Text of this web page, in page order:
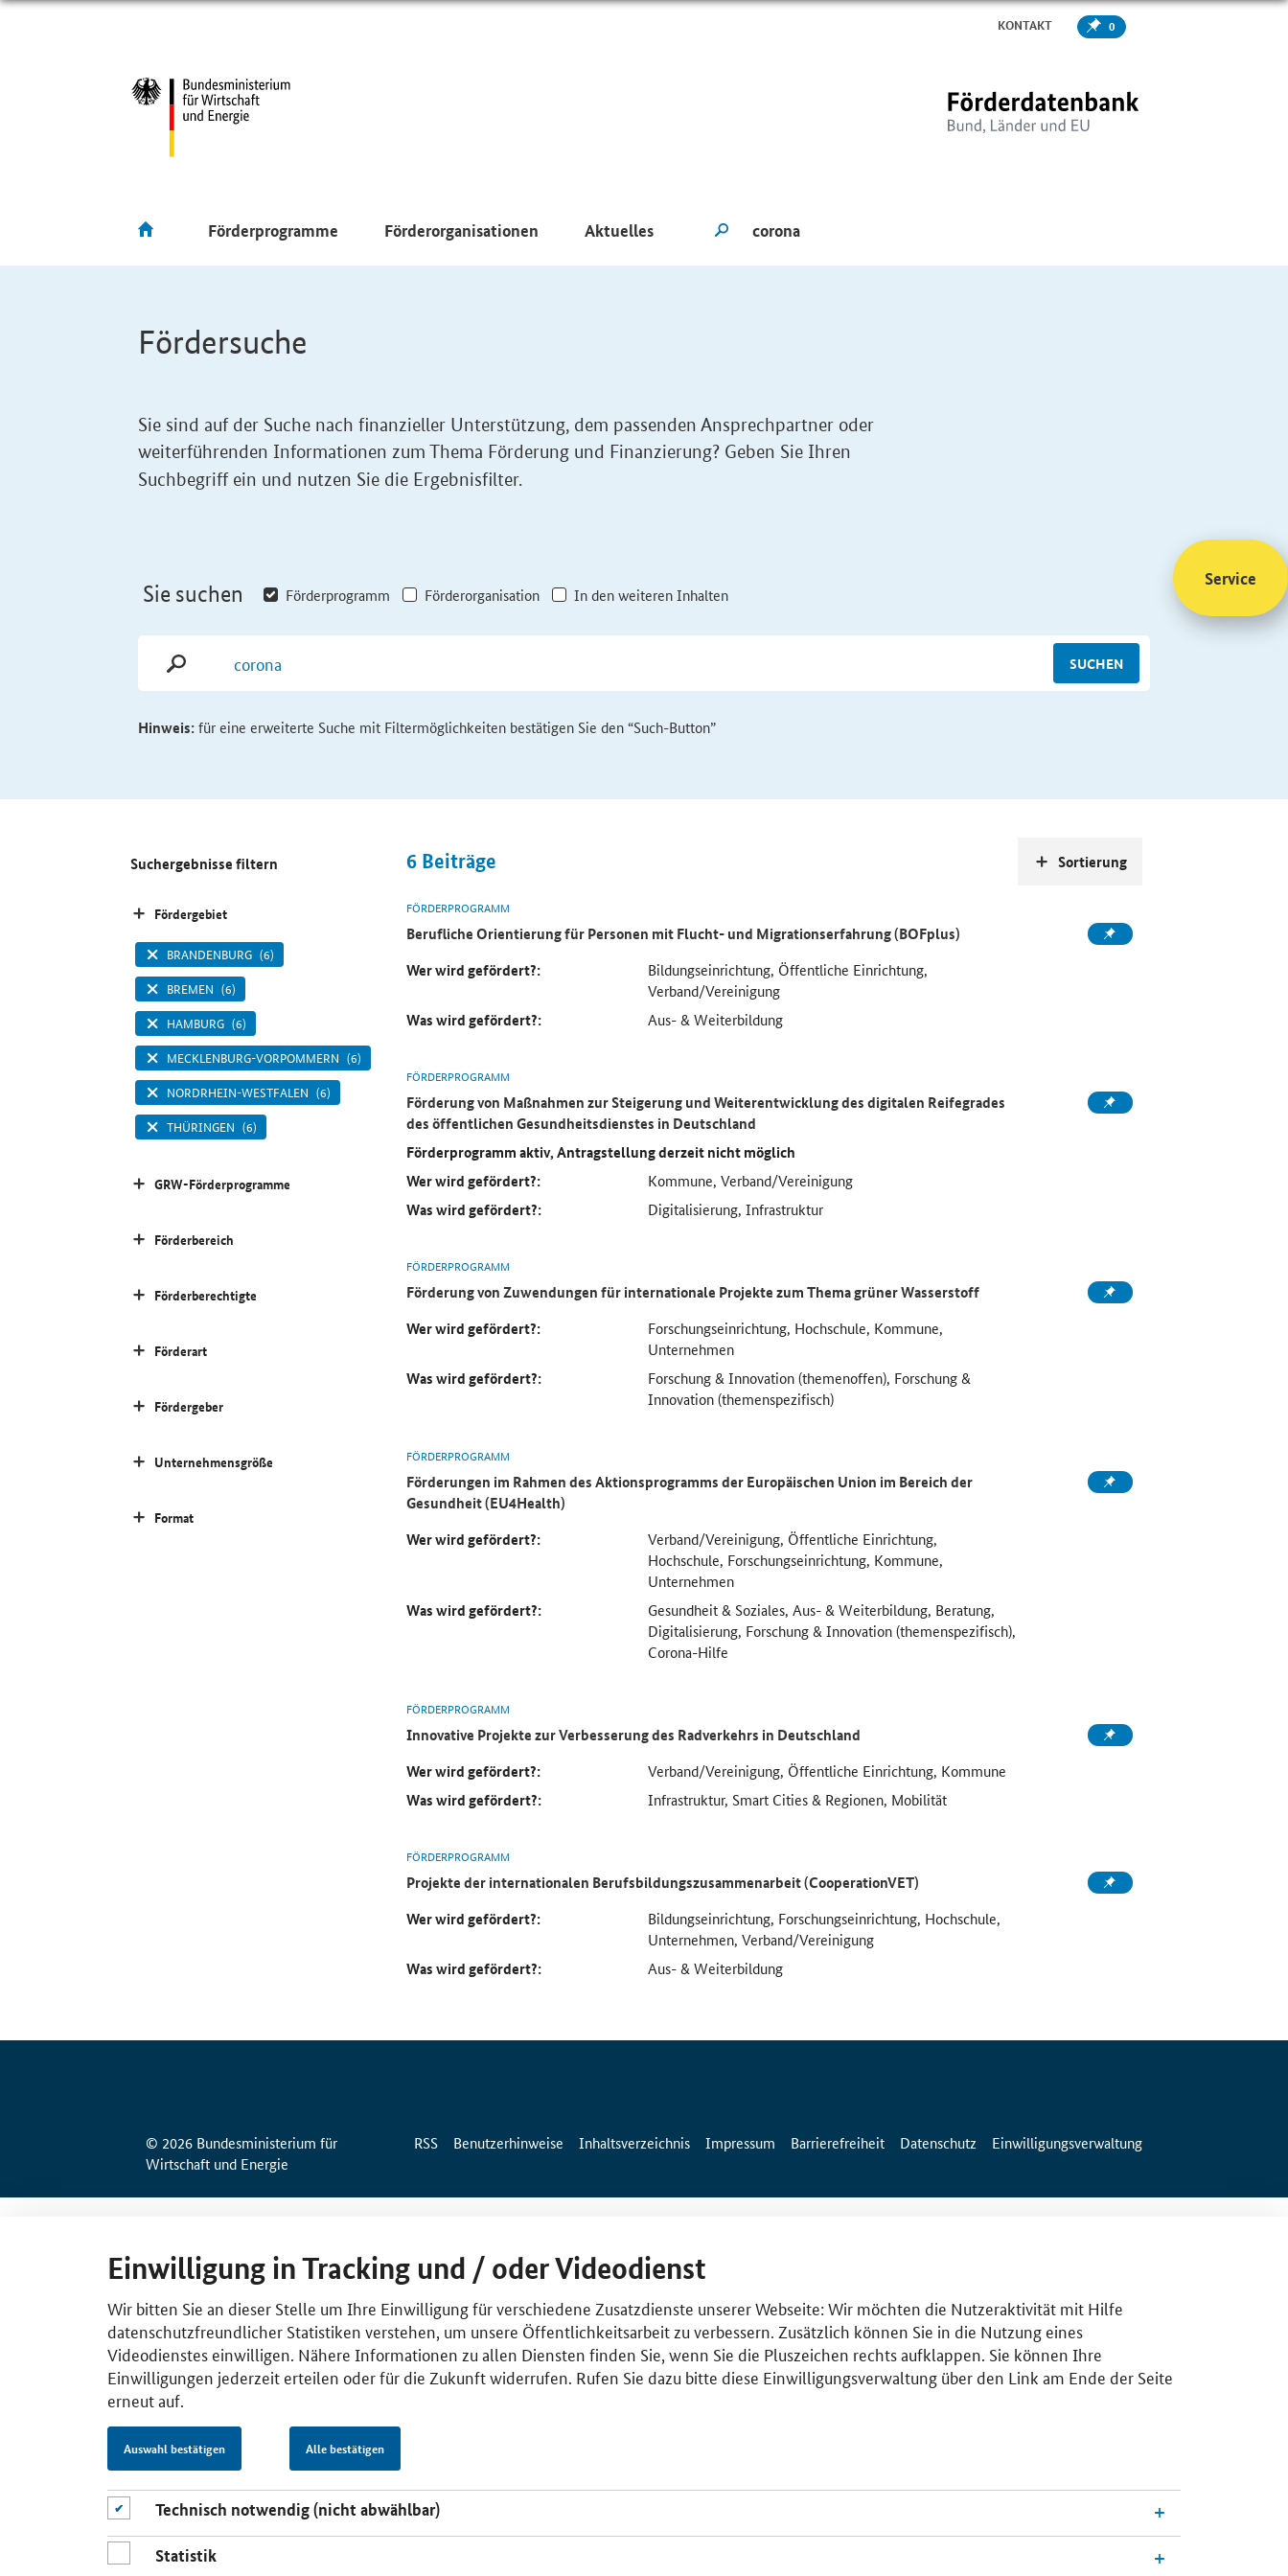
KONTAKT 0
Förderprogramme Förderorganisationen Aktuelles
Fördersuche
Sie sind auf der Suche nach finanzieller Unterstützung, dem passenden Ansprechpartner oder
weiterführenden Informationen zum Thema Förderung und Finanzierung? Geben Sie Ihren
Suchbegriff ein und nutzen Sie die Ergebnisfilter.
Sie suchen Förderprogramm Förderorganisation In den weiteren Inhalten
SUCHEN
Hinweis:für eine erweiterte Suche mit Filtermöglichkeiten bestätigen Sie den “Such-Button”
6 Beiträge
FÖRDERPROGRAMM
Berufliche Orientierung für Personen mit Flucht- und Migrationserfahrung (BOFplus)
Wer wird gefördert?:
Bildungseinrichtung, Öffentliche Einrichtung,
Verband/Vereinigung
Was wird gefördert?: Aus- & Weiterbildung
FÖRDERPROGRAMM
Förderung von Maßnahmen zur Steigerung und Weiterentwicklung des digitalen Reifegrades
des öffentlichen Gesundheitsdienstes in Deutschland
Förderprogramm aktiv, Antragstellung derzeit nicht möglich
Wer wird gefördert?:
Kommune, Verband/Vereinigung
Was wird gefördert?: Digitalisierung, Infrastruktur
FÖRDERPROGRAMM
Förderung von Zuwendungen für internationale Projekte zum Thema grüner Wasserstoff
Wer wird gefördert?:
Forschungseinrichtung, Hochschule, Kommune,
Unternehmen
Was wird gefördert?:
Forschung & Innovation (themenoffen), Forschung &
Innovation (themenspezifisch)
FÖRDERPROGRAMM
Förderungen im Rahmen des Aktionsprogramms der Europäischen Union im Bereich der
Gesundheit (EU4Health)
Wer wird gefördert?:
Verband/Vereinigung, Öffentliche Einrichtung,
Hochschule, Forschungseinrichtung, Kommune,
Unternehmen
Was wird gefördert?:
Gesundheit & Soziales, Aus- & Weiterbildung, Beratung,
Digitalisierung, Forschung & Innovation (themenspezifisch),
Corona-Hilfe
FÖRDERPROGRAMM
Innovative Projekte zur Verbesserung des Radverkehrs in Deutschland
Wer wird gefördert?:
Verband/Vereinigung, Öffentliche Einrichtung, Kommune
Was wird gefördert?: Infrastruktur, Smart Cities & Regionen, Mobilität
FÖRDERPROGRAMM
Projekte der internationalen Berufsbildungszusammenarbeit (CooperationVET)
Wer wird gefördert?:
Bildungseinrichtung, Forschungseinrichtung, Hochschule,
Unternehmen, Verband/Vereinigung
Was wird gefördert?: Aus- & Weiterbildung
Sortierung
Suchergebnisse filtern
Fördergebiet
BRANDENBURG (6)
BREMEN (6)
HAMBURG (6)
MECKLENBURG-VORPOMMERN (6)
NORDRHEIN-WESTFALEN (6)
THÜRINGEN (6)
GRW-Förderprogramme
Förderbereich
Förderberechtigte
Förderart
Fördergeber
Unternehmensgröße
Format
Service
© 2026 Bundesministerium für
Wirtschaft und Energie
RSS Benutzerhinweise Inhaltsverzeichnis Impressum Barrierefreiheit Datenschutz Einwilligungsverwaltung
Einwilligung in Tracking und / oder Videodienst
Wir bitten Sie an dieser Stelle um Ihre Einwilligung für verschiedene Zusatzdienste unserer Webseite: Wir möchten die Nutzeraktivität mit Hilfe
datenschutzfreundlicher Statistiken verstehen, um unsere Öffentlichkeitsarbeit zu verbessern. Zusätzlich können Sie in die Nutzung eines
Videodienstes einwilligen. Nähere Informationen zu allen Diensten finden Sie, wenn Sie die Pluszeichen rechts aufklappen. Sie können Ihre
Einwilligungen jederzeit erteilen oder für die Zukunft widerrufen. Rufen Sie dazu bitte diese Einwilligungsverwaltung über den Link am Ende der Seite
erneut auf.
Auswahl bestätigen Alle bestätigen
Technisch notwendig (nicht abwählbar)
Statistik